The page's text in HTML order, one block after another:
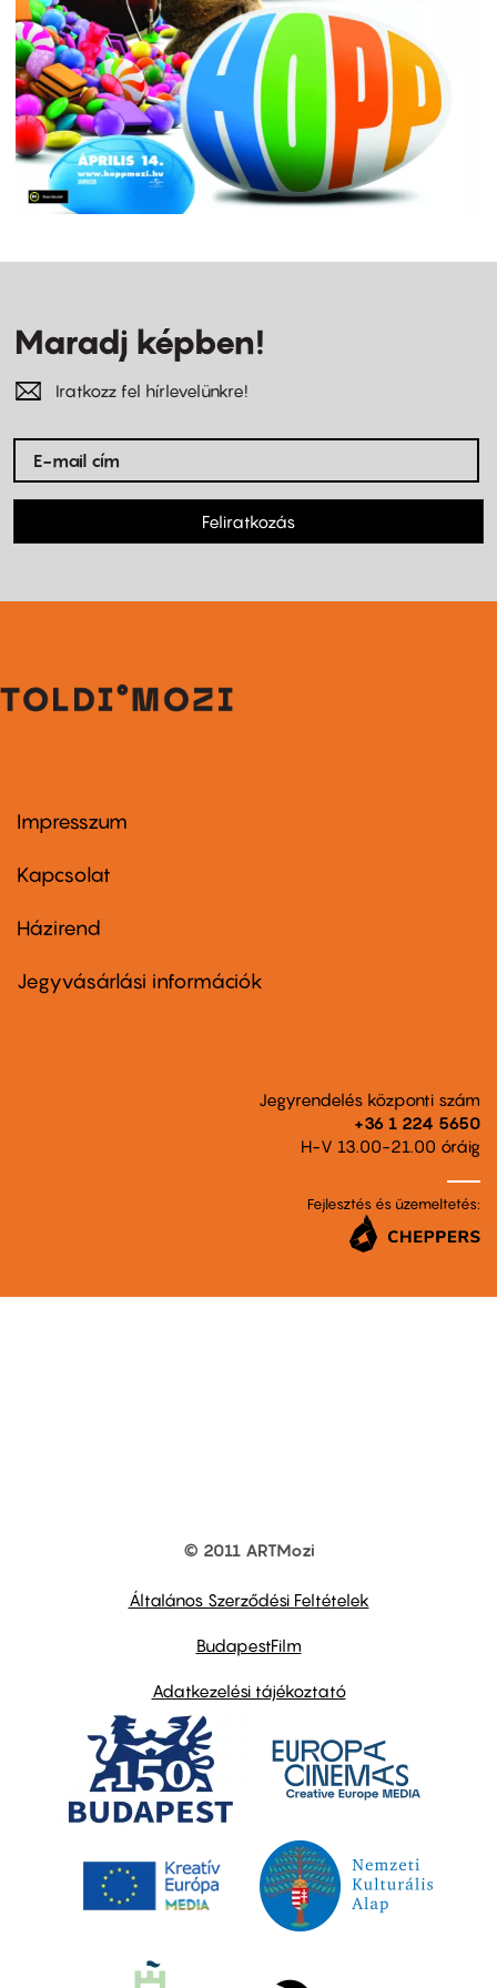
Maradj képben!
Iratkozz fel hírlevelünkre!
Feliratkozás
Footer
first
Impresszum
Kapcsolat
Footer
second
Házirend
Jegyvásárlási információk
Jegyrendelés központi szám
+36 1 224 5650
H-V 13.00-21.00 óráig
Fejlesztés és üzemeltetés:
© 2011 ARTMozi
Általános Szerződési Feltételek
BudapestFilm
Adatkezelési tájékoztató